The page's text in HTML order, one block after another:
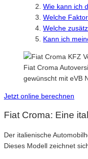
Wie kann ich
Welche
Welche
Kann ich
Fiat Croma
gewünscht mit eVB
Jetzt online berechnen
Fiat Croma: Eine
Der italienische
Dieses Modell zeichnet